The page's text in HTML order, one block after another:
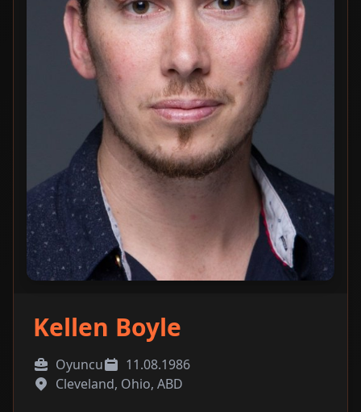
Kellen Boyle
Oyuncu
11.08.1986
Cleveland, Ohio, ABD